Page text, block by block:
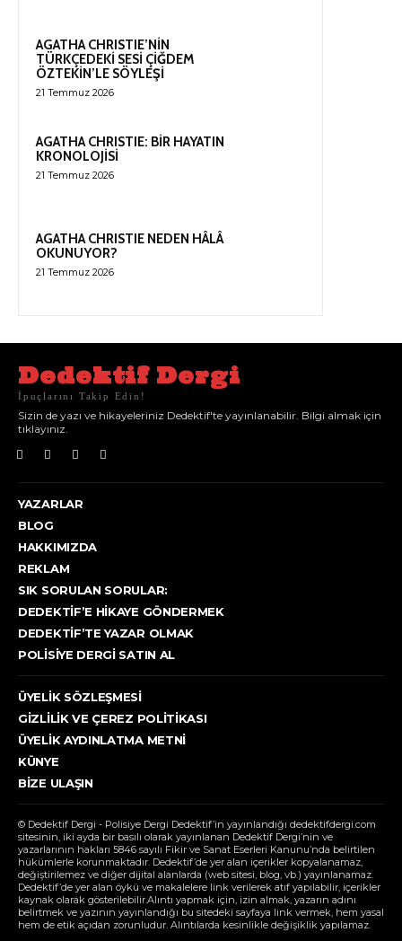
AGATHA CHRISTIE’NİN
TÜRKÇEDEKİ SESİ ÇİĞDEM
ÖZTEKİN’LE SÖYLEŞİ
21 Temmuz 2026
AGATHA CHRISTIE: BİR HAYATIN
KRONOLOJİSİ
21 Temmuz 2026
AGATHA CHRISTIE NEDEN HÂLÂ
OKUNUYOR?
21 Temmuz 2026
Dedektif Dergi
İpuçlarını Takip Edin!
Sizin de yazı ve hikayeleriniz Dedektif'te yayınlanabilir. Bilgi almak için
tıklayınız.
YAZARLAR
BLOG
HAKKIMIZDA
REKLAM
SIK SORULAN SORULAR:
DEDEKTIF’E HIKAYE GÖNDERMEK
DEDEKTIF’TE YAZAR OLMAK
POLISIYE DERGI SATIN AL
ÜYELIK SÖZLEŞMESI
GIZLILIK VE ÇEREZ POLITIKASI
ÜYELIK AYDINLATMA METNI
KÜNYE
BIZE ULAŞIN
© Dedektif Dergi - Polisiye Dergi Dedektif’in yayınlandığı dedektifdergi.com
sitesinin, iki ayda bir basılı olarak yayınlanan Dedektif Dergi’nin ve
yazarlarının hakları 5846 sayılı Fikir ve Sanat Eserleri Kanunu’nda belirtilen
hükümlerle korunmaktadır. Dedektif’de yer alan içerikler kopyalanamaz,
değiştirilemez ve diğer dijital alanlarda (web sitesi, blog, vb.) yayınlanamaz.
Dedektif’de yer alan öykü ve makalelere link verilerek atıf yapılabilir, içerikler
kaynak olarak gösterilebilir.Alıntı yapmak için, izin almak, yazarın adını
belirtmek ve yazının yayınlandığı bu sitedeki sayfaya link vermek, hem yasal
hem de etik açıdan zorunludur. Alıntılarda kesinlikle değişiklik yapılamaz.